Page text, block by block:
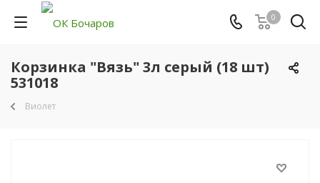
0
Корзинка "Вязь" 3л серый (18 шт)
531018
Виолет